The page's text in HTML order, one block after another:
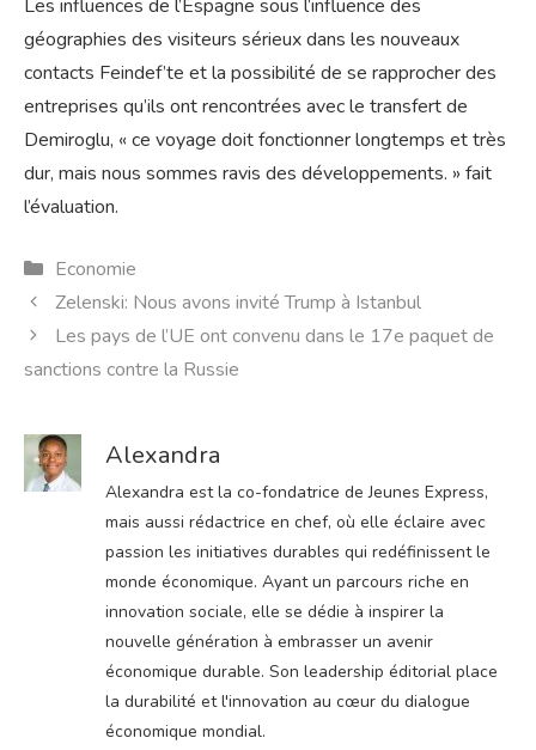
Les influences de l’Espagne sous l’influence des
géographies des visiteurs sérieux dans les nouveaux
contacts Feindef’te et la possibilité de se rapprocher des
entreprises qu’ils ont rencontrées avec le transfert de
Demiroglu, « ce voyage doit fonctionner longtemps et très
dur, mais nous sommes ravis des développements. » fait
l’évaluation.
Catégories
Economie
Zelenski: Nous avons invité Trump à Istanbul
Les pays de l’UE ont convenu dans le 17e paquet de
sanctions contre la Russie
Alexandra
Alexandra est la co-fondatrice de Jeunes Express,
mais aussi rédactrice en chef, où elle éclaire avec
passion les initiatives durables qui redéfinissent le
monde économique. Ayant un parcours riche en
innovation sociale, elle se dédie à inspirer la
nouvelle génération à embrasser un avenir
économique durable. Son leadership éditorial place
la durabilité et l'innovation au cœur du dialogue
économique mondial.